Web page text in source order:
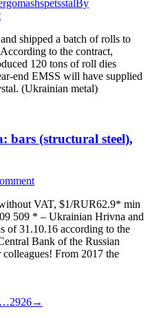
By
shipped a batch of rolls to
to the contract,
120 tons of roll dies
end EMSS will have supplied
(Ukrainian metal)
bars (structural steel),
VAT, $1/RUR62.9* min
509 * – Ukrainian Hrivna and
of 31.10.16 according to the
Bank of the Russian
From 2017 the
…2926→